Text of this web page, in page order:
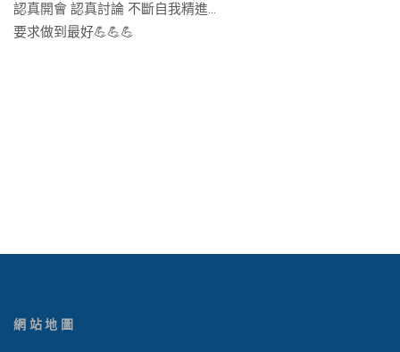
認真開會 認真討論 不斷自我精進…
要求做到最好💪💪💪
網站地圖